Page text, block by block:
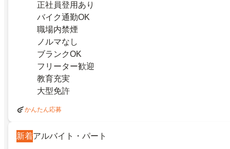
正社員登用あり
バイク通勤OK
職場内禁煙
ノルマなし
ブランクOK
フリーター歓迎
教育充実
大型免許
かんたん応募
新着アルバイト・パート